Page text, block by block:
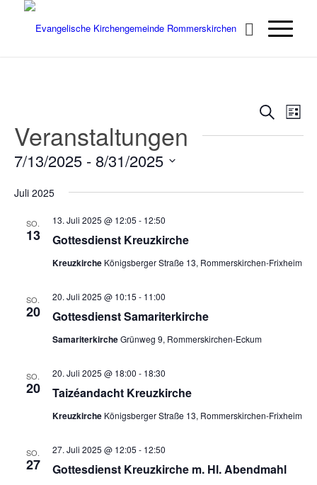
Suche
SucheListe
Veranstaltungen
7/13/2025 - 8/31/2025
wählen.
Juli 2025
SO.
13 Gottesdienst Kreuzkirche
13. Juli 2025 @ 12:05 - 12:50
Kreuzkirche Königsberger Straße 13, Rommerskirchen-Frixheim
SO.
20 Gottesdienst Samariterkirche
20. Juli 2025 @ 10:15 - 11:00
SamariterkircheGrünweg 9, Rommerskirchen-Eckum
SO.
20 Taizéandacht Kreuzkirche
20. Juli 2025 @ 18:00 - 18:30
Kreuzkirche Königsberger Straße 13, Rommerskirchen-Frixheim
SO.
27 Gottesdienst Kreuzkirche m. Hl. Abendmahl
27. Juli 2025 @ 12:05 - 12:50